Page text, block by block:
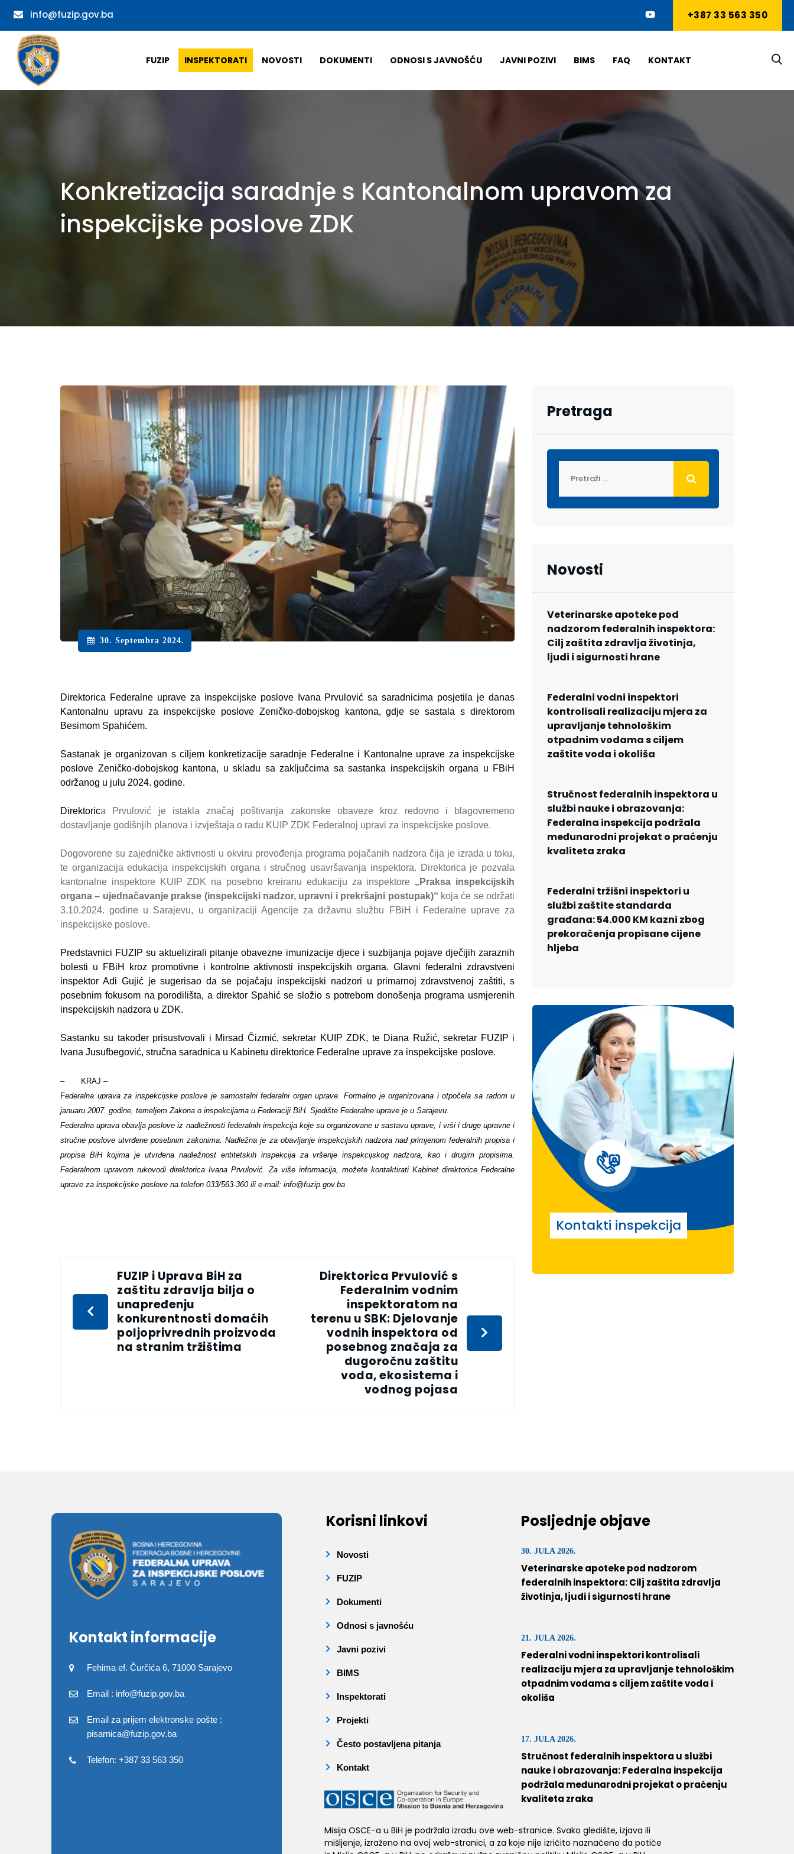
info@fuzip.gov.ba +387 33 563 350
FUZIP INSPEKTORATI NOVOSTI DOKUMENTI ODNOSI S JAVNOŠĆU JAVNI POZIVI BIMS FAQ KONTAKT
Konkretizacija saradnje s Kantonalnom upravom za
inspekcijske poslove ZDK
30. Septembra 2024.
Direktorica Federalne uprave za inspekcijske poslove Ivana Prvulović sa saradnicima posjetila je danas
Kantonalnu upravu za inspekcijske poslove Zeničko-dobojskog kantona, gdje se sastala s direktorom
Besimom Spahićem.
Sastanak je organizovan s ciljem konkretizacije saradnje Federalne i Kantonalne uprave za inspekcijske
poslove Zeničko-dobojskog kantona, u skladu sa zaključcima sa sastanka inspekcijskih organa u FBiH
održanog u julu 2024. godine.
Direktorica Prvulović je istakla značaj poštivanja zakonske obaveze kroz redovno i blagovremeno
dostavljanje godišnjih planova i izvještaja o radu KUIP ZDK Federalnoj upravi za inspekcijske poslove.
Dogovorene su zajedničke aktivnosti u okviru provođenja programa pojačanih nadzora čija je izrada u toku,
te organizacija edukacija inspekcijskih organa i stručnog usavršavanja inspektora. Direktorica je pozvala
kantonalne inspektore KUIP ZDK na posebno kreiranu edukaciju za inspektore „Praksa inspekcijskih
organa – ujednačavanje prakse (inspekcijski nadzor, upravni i prekršajni postupak)“ koja će se održati
3.10.2024. godine u Sarajevu, u organizaciji Agencije za državnu službu FBiH i Federalne uprave za
inspekcijske poslove.
Predstavnici FUZIP su aktuelizirali pitanje obavezne imunizacije djece i suzbijanja pojave dječijih zaraznih
bolesti u FBiH kroz promotivne i kontrolne aktivnosti inspekcijskih organa. Glavni federalni zdravstveni
inspektor Adi Gujić je sugerisao da se pojačaju inspekcijski nadzori u primarnoj zdravstvenoj zaštiti, s
posebnim fokusom na porodilišta, a direktor Spahić se složio s potrebom donošenja programa usmjerenih
inspekcijskih nadzora u ZDK.
Sastanku su također prisustvovali i Mirsad Čizmić, sekretar KUIP ZDK, te Diana Ružić, sekretar FUZIP i
Ivana Jusufbegović, stručna saradnica u Kabinetu direktorice Federalne uprave za inspekcijske poslove.
– KRAJ –
Federalna uprava za inspekcijske poslove je samostalni federalni organ uprave. Formalno je organizovana i otpočela sa radom u
januaru 2007. godine, temeljem Zakona o inspekcijama u Federaciji BiH. Sjedište Federalne uprave je u Sarajevu.
Federalna uprava obavlja poslove iz nadležnosti federalnih inspekcija koje su organizovane u sastavu uprave, i vrši i druge upravne i
stručne poslove utvrđene posebnim zakonima. Nadležna je za obavljanje inspekcijskih nadzora nad primjenom federalnih propisa i
propisa BiH kojima je utvrđena nadležnost entitetskih inspekcija za vršenje inspekcijskog nadzora, kao i drugim propisima.
Federalnom upravom rukovodi direktorica Ivana Prvulović. Za više informacija, možete kontaktirati Kabinet direktorice Federalne
uprave za inspekcijske poslove na telefon 033/563-360 ili e-mail: info@fuzip.gov.ba
FUZIP i Uprava BiH za
zaštitu zdravlja bilja o
unapređenju
konkurentnosti domaćih
poljoprivrednih proizvoda
na stranim tržištima
Direktorica Prvulović s
Federalnim vodnim
inspektoratom na
terenu u SBK: Djelovanje
vodnih inspektora od
posebnog značaja za
dugoročnu zaštitu
voda, ekosistema i
vodnog pojasa
Pretraga
Novosti
Veterinarske apoteke pod
nadzorom federalnih inspektora:
Cilj zaštita zdravlja životinja,
ljudi i sigurnosti hrane
Federalni vodni inspektori
kontrolisali realizaciju mjera za
upravljanje tehnološkim
otpadnim vodama s ciljem
zaštite voda i okoliša
Stručnost federalnih inspektora u
službi nauke i obrazovanja:
Federalna inspekcija podržala
međunarodni projekat o praćenju
kvaliteta zraka
Federalni tržišni inspektori u
službi zaštite standarda
građana: 54.000 KM kazni zbog
prekoračenja propisane cijene
hljeba
Kontakti inspekcija
Kontakt informacije
Fehima ef. Čurčića 6, 71000 Sarajevo
Email : info@fuzip.gov.ba
Email za prijem elektronske pošte :
pisarnica@fuzip.gov.ba
Telefon: +387 33 563 350
Korisni linkovi
Novosti
FUZIP
Dokumenti
Odnosi s javnošću
Javni pozivi
BIMS
Inspektorati
Projekti
Često postavljena pitanja
Kontakt
Misija OSCE-a u BiH je podržala izradu ove web-stranice. Svako gledište, izjava ili
mišljenje, izraženo na ovoj web-stranici, a za koje nije izričito naznačeno da potiče
Posljednje objave
30. JULA 2026.
Veterinarske apoteke pod nadzorom
federalnih inspektora: Cilj zaštita zdravlja
životinja, ljudi i sigurnosti hrane
21. JULA 2026.
Federalni vodni inspektori kontrolisali
realizaciju mjera za upravljanje tehnološkim
otpadnim vodama s ciljem zaštite voda i
okoliša
17. JULA 2026.
Stručnost federalnih inspektora u službi
nauke i obrazovanja: Federalna inspekcija
podržala međunarodni projekat o praćenju
kvaliteta zraka